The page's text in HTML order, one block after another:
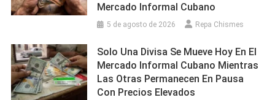
Mercado Informal Cubano
5 de agosto de 2026 Repa Chismes
Solo Una Divisa Se Mueve Hoy En El
Mercado Informal Cubano Mientras
Las Otras Permanecen En Pausa
Con Precios Elevados